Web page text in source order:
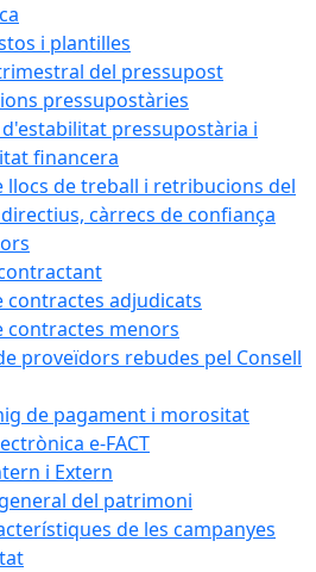
i plantilles
del pressupost
pressupostàries
pressupostària i
financera
llocs de treball i retribucions del
càrrecs de confiança
contractes adjudicats
contractes menors
proveïdors rebudes pel Consell
de pagament i morositat
e-FACT
i Extern
del patrimoni
de les campanyes